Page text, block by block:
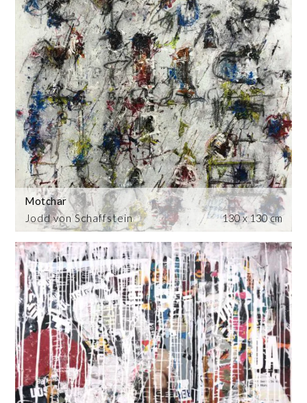
Jodd von Schaffstein
Motchar
130 x 130 cm